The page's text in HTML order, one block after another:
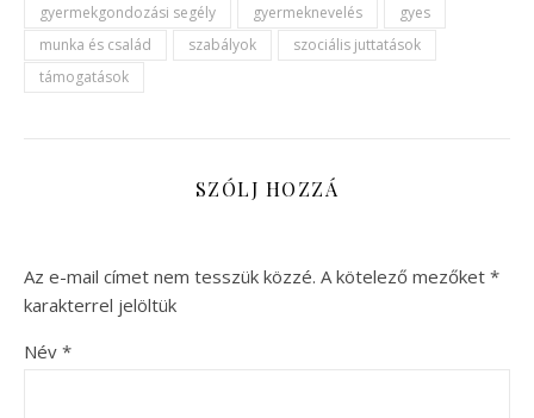
gyermekgondozási segély
gyermeknevelés
gyes
munka és család
szabályok
szociális juttatások
támogatások
SZÓLJ HOZZÁ
Az e-mail címet nem tesszük közzé. A kötelező mezőket *
karakterrel jelöltük
Név *